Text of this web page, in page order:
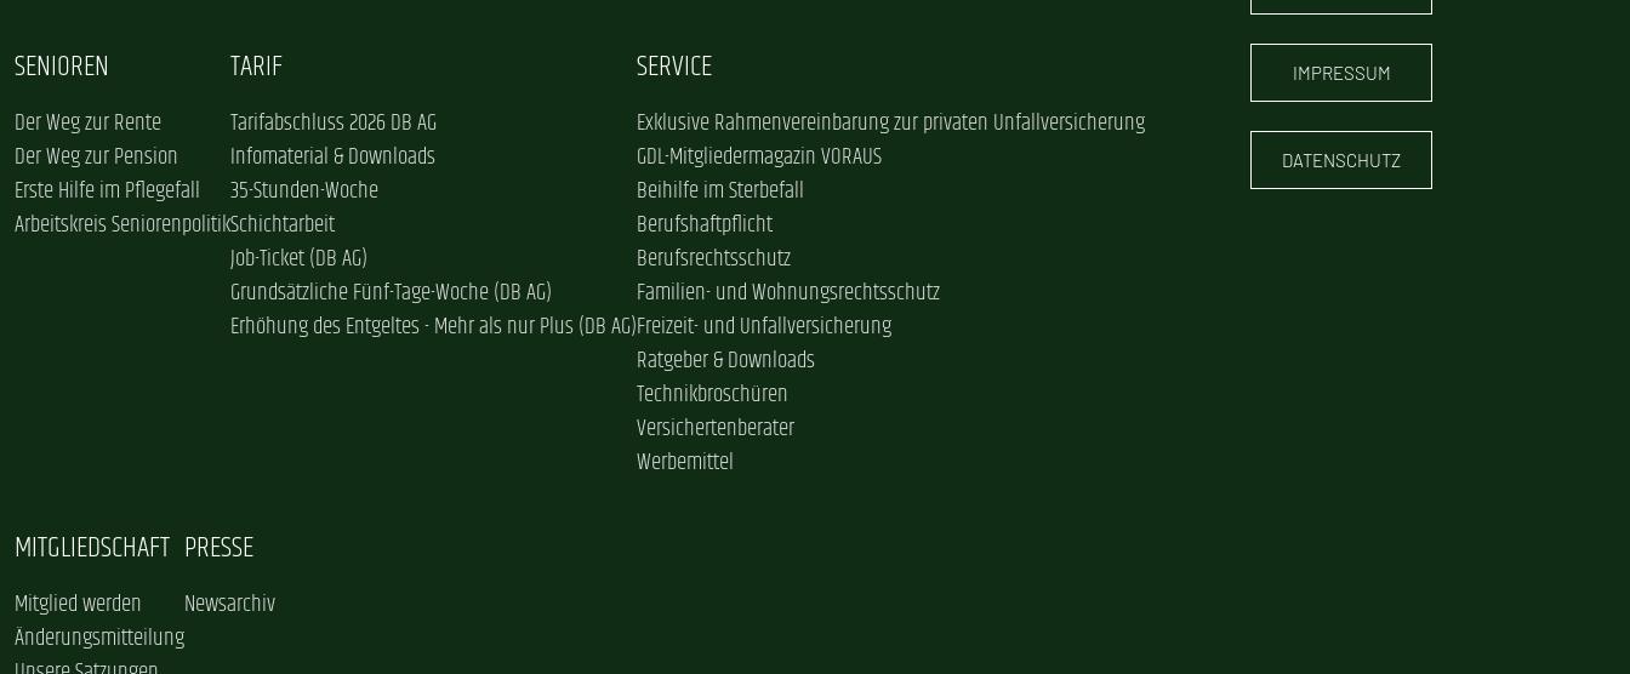
SENIOREN
Der Weg zur Rente
Der Weg zur Pension
Erste Hilfe im Pflegefall
Arbeitskreis Seniorenpolitik
TARIF
Tarifabschluss 2026 DB AG
Infomaterial & Downloads
35-Stunden-Woche
Schichtarbeit
Job-Ticket (DB AG)
Grundsätzliche Fünf-Tage-Woche (DB AG)
Erhöhung des Entgeltes - Mehr als nur Plus (DB AG)
SERVICE
Exklusive Rahmenvereinbarung zur privaten Unfallversicherung
GDL-Mitgliedermagazin VORAUS
Beihilfe im Sterbefall
Berufshaftpflicht
Berufsrechtsschutz
Familien- und Wohnungsrechtsschutz
Freizeit- und Unfallversicherung
Ratgeber & Downloads
Technikbroschüren
Versichertenberater
Werbemittel
MITGLIEDSCHAFT
Mitglied werden
Änderungsmitteilung
PRESSE
Newsarchiv
IMPRESSUM
DATENSCHUTZ